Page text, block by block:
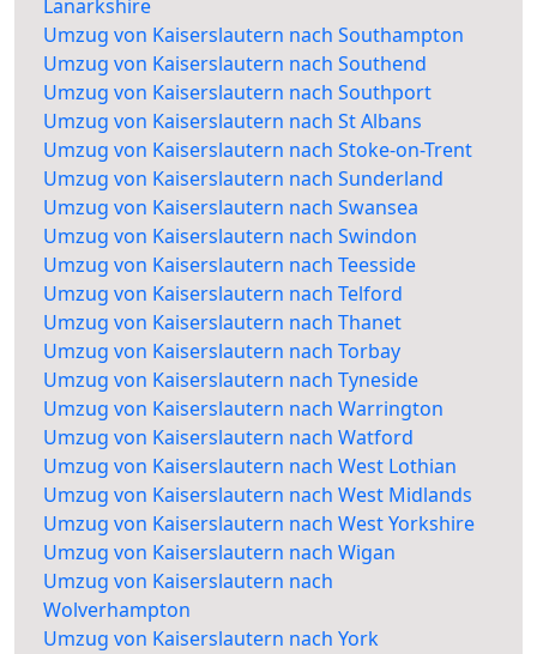
Lanarkshire
Umzug von Kaiserslautern nach Southampton
Umzug von Kaiserslautern nach Southend
Umzug von Kaiserslautern nach Southport
Umzug von Kaiserslautern nach St Albans
Umzug von Kaiserslautern nach Stoke-on-Trent
Umzug von Kaiserslautern nach Sunderland
Umzug von Kaiserslautern nach Swansea
Umzug von Kaiserslautern nach Swindon
Umzug von Kaiserslautern nach Teesside
Umzug von Kaiserslautern nach Telford
Umzug von Kaiserslautern nach Thanet
Umzug von Kaiserslautern nach Torbay
Umzug von Kaiserslautern nach Tyneside
Umzug von Kaiserslautern nach Warrington
Umzug von Kaiserslautern nach Watford
Umzug von Kaiserslautern nach West Lothian
Umzug von Kaiserslautern nach West Midlands
Umzug von Kaiserslautern nach West Yorkshire
Umzug von Kaiserslautern nach Wigan
Umzug von Kaiserslautern nach
Wolverhampton
Umzug von Kaiserslautern nach York